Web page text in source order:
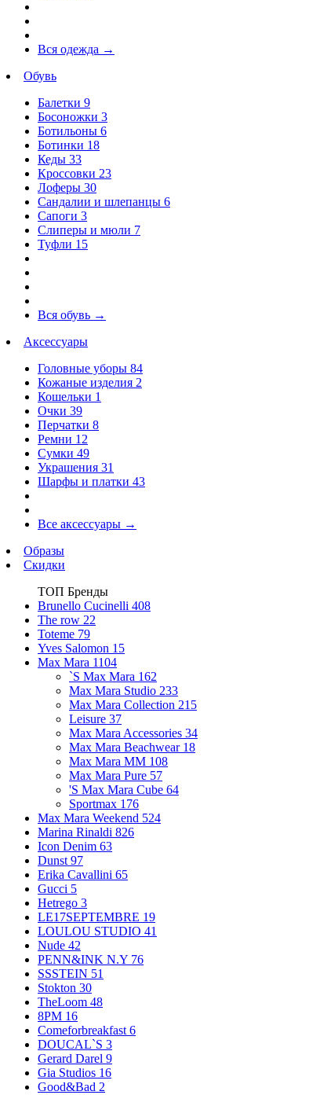
Вся одежда →
Обувь
Балетки 9
Босоножки 3
Ботильоны 6
Ботинки 18
Кеды 33
Кроссовки 23
Лоферы 30
Сандалии и шлепанцы 6
Сапоги 3
Слиперы и мюли 7
Туфли 15
Вся обувь →
Аксессуары
Головные уборы 84
Кожаные изделия 2
Кошельки 1
Очки 39
Перчатки 8
Ремни 12
Сумки 49
Украшения 31
Шарфы и платки 43
Все аксессуары →
Образы
Скидки
ТОП Бренды
Brunello Cucinelli 408
The row 22
Toteme 79
Yves Salomon 15
Max Mara 1104
`S Max Mara 162
Max Mara Studio 233
Max Mara Collection 215
Leisure 37
Max Mara Accessories 34
Max Mara Beachwear 18
Max Mara MM 108
Max Mara Pure 57
'S Max Mara Cube 64
Sportmax 176
Max Mara Weekend 524
Marina Rinaldi 826
Icon Denim 63
Dunst 97
Erika Cavallini 65
Gucci 5
Hetrego 3
LE17SEPTEMBRE 19
LOULOU STUDIO 41
Nude 42
PENN&INK N.Y 76
SSSTEIN 51
Stokton 30
TheLoom 48
8PM 16
Comeforbreakfast 6
DOUCAL`S 3
Gerard Darel 9
Gia Studios 16
Good&Bad 2